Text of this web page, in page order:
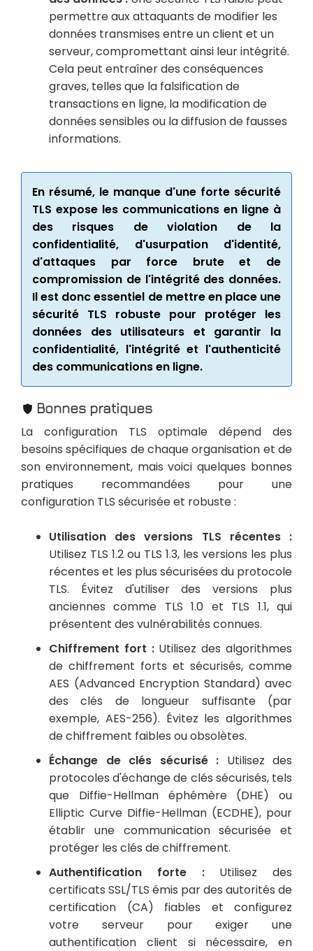
permettre aux attaquants de modifier les
données transmises entre un client et un
serveur, compromettant ainsi leur intégrité.
Cela peut entraîner des conséquences
graves, telles que la falsification de
transactions en ligne, la modification de
données sensibles ou la diffusion de fausses
informations.
En résumé, le manque d'une forte sécurité
TLS expose les communications en ligne à
des risques de violation de la
confidentialité, d'usurpation d'identité,
d'attaques par force brute et de
compromission de l'intégrité des données.
Il est donc essentiel de mettre en place une
sécurité TLS robuste pour protéger les
données des utilisateurs et garantir la
confidentialité, l'intégrité et l'authenticité
des communications en ligne.
Bonnes pratiques
La configuration TLS optimale dépend des
besoins spécifiques de chaque organisation et de
son environnement, mais voici quelques bonnes
pratiques recommandées pour une
configuration TLS sécurisée et robuste :
Utilisation des versions TLS récentes :
Utilisez TLS 1.2 ou TLS 1.3, les versions les plus
récentes et les plus sécurisées du protocole
TLS. Évitez d'utiliser des versions plus
anciennes comme TLS 1.0 et TLS 1.1, qui
présentent des vulnérabilités connues.
Chiffrement fort :Utilisez des algorithmes
de chiffrement forts et sécurisés, comme
AES (Advanced Encryption Standard) avec
des clés de longueur suffisante (par
exemple, AES-256). Évitez les algorithmes
de chiffrement faibles ou obsolètes.
Échange de clés sécurisé : Utilisez des
protocoles d'échange de clés sécurisés, tels
que Diffie-Hellman éphémère (DHE) ou
Elliptic Curve Diffie-Hellman (ECDHE), pour
établir une communication sécurisée et
protéger les clés de chiffrement.
Authentification forte :Utilisez des
certificats SSL/TLS émis par des autorités de
certification (CA) fiables et configurez
votre serveur pour exiger une
authentification client si nécessaire, en